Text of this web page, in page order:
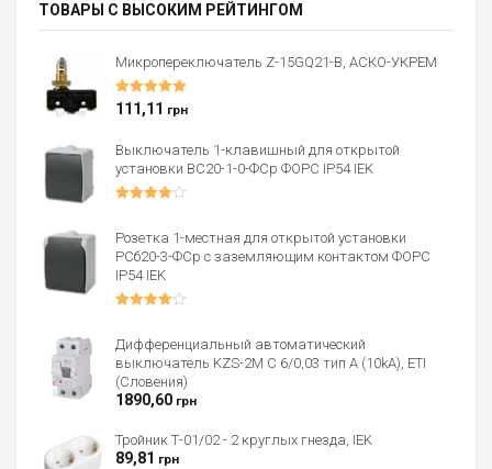
ТОВАРЫ С ВЫСОКИМ РЕЙТИНГОМ
Микропереключатель Z-15GQ21-B, АСКО-УКРЕМ
Оценка5.00
111,11 грн
Выключатель 1-клавишный для открытой
установки ВС20-1-0-ФСр ФОРС IP54 IEK
Розетка 1-местная для открытой установки
РСб20-3-ФСр с заземляющим контактом ФОРС
IP54 IEK
Дифференциальный автоматический
выключатель KZS-2M C 6/0,03 тип A (10kA), ETI
(Словения)
1890,60 грн
Тройник Т-01/02 - 2 круглых гнезда, IEK
89,81 грн